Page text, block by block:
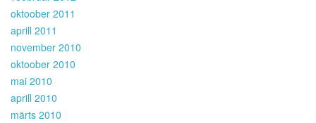
oktoober 2011
aprill 2011
november 2010
oktoober 2010
mai 2010
aprill 2010
märts 2010